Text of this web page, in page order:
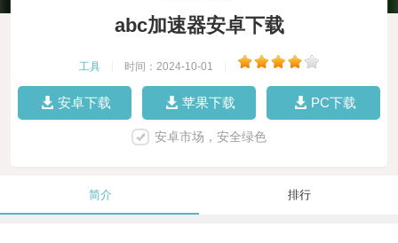
abc加速器安卓下载
工具 时间：2024-10-01
安卓下载 苹果下载 PC下载
安卓市场，安全绿色
简介 排行